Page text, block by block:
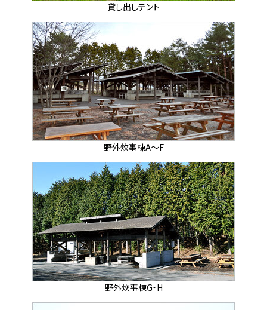
貸し出しテント
野外炊事棟A～F
野外炊事棟G・H